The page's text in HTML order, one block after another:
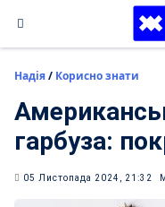
content
Надія/ Корисно знати
гарбуза:
05 Листопада 2024, 21:32